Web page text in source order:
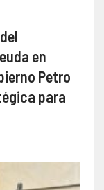
en
Petro
para